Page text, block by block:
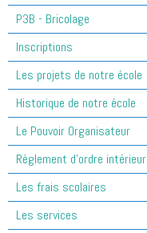
P3B - Bricolage
Inscriptions
Les projets de notre école
Historique de notre école
Le Pouvoir Organisateur
Règlement d'ordre intérieur
Les frais scolaires
Les services